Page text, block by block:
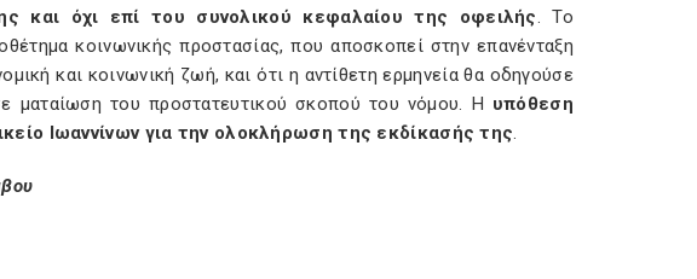
και όχι επί του συνολικού κεφαλαίου της οφειλής. Το
κοινωνικής προστασίας, που αποσκοπεί στην επανένταξη
και κοινωνική ζωή, και ότι η αντίθετη ερμηνεία θα οδηγούσε
ματαίωση του προστατευτικού σκοπού του νόμου. Η υπόθεση
Ιωαννίνων για την ολοκλήρωση της εκδίκασής της.